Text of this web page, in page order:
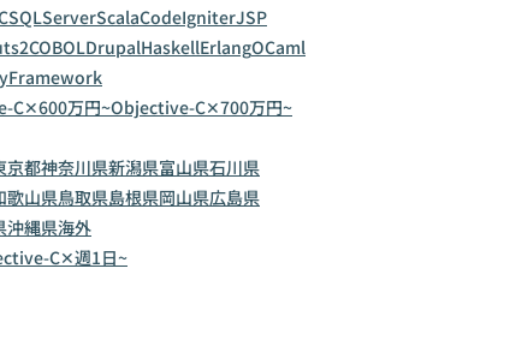
SQLServerScalaCodeIgniterJSP
COBOLDrupalHaskellErlangOCaml
C✕600万円~Objective-C✕700万円~
京都神奈川県新潟県富山県石川県
歌山県鳥取県島根県岡山県広島県
沖縄県海外
C✕週1日~